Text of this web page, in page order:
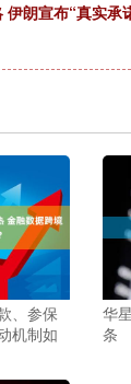
伊朗宣布“真实承
、参保
机制如
华
条